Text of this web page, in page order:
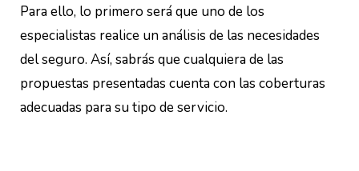
Para ello, lo primero será que uno de los
especialistas realice un análisis de las necesidades
del seguro. Así, sabrás que cualquiera de las
propuestas presentadas cuenta con las coberturas
adecuadas para su tipo de servicio.